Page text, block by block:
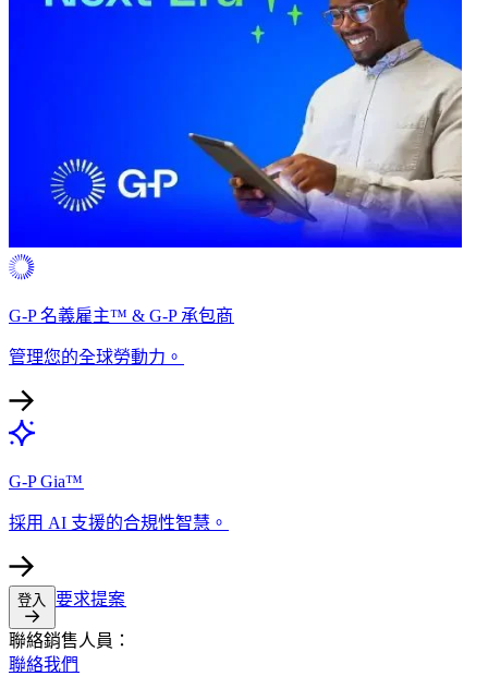
G-P 名義雇主™ & G-P 承包商​​
管理您的全球勞動力。​​
G-P Gia™​​
採用 AI 支援的合規性智慧。​​
登入​​ 要求提案​​
聯絡銷售人員：​​
聯絡我們​​